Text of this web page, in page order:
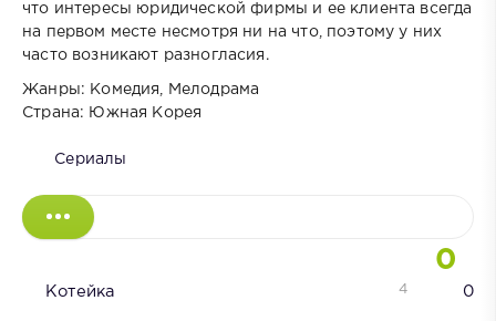
что интересы юридической фирмы и ее клиента всегда
на первом месте несмотря ни на что, поэтому у них
часто возникают разногласия.
Жанры: Комедия, Мелодрама
Страна: Южная Корея
Сериалы
0
Котейка 0
4